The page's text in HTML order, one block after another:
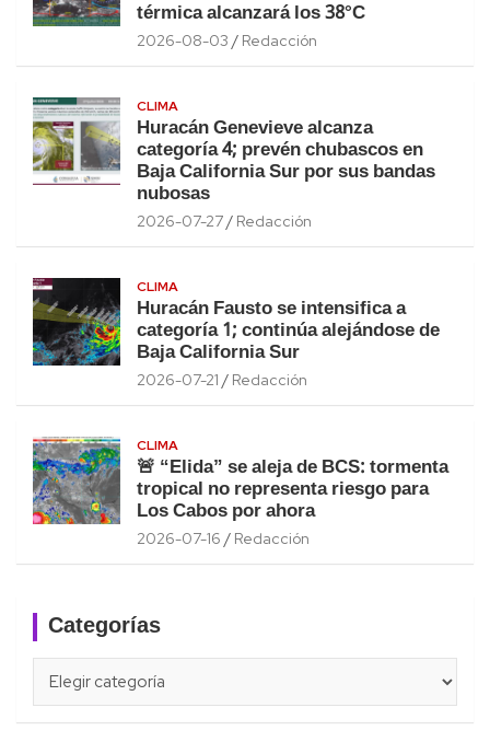
térmica alcanzará los 38°C
2026-08-03 Redacción
CLIMA
Huracán Genevieve alcanza
categoría 4; prevén chubascos en
Baja California Sur por sus bandas
nubosas
2026-07-27 Redacción
CLIMA
Huracán Fausto se intensifica a
categoría 1; continúa alejándose de
Baja California Sur
2026-07-21 Redacción
CLIMA
🚨 “Elida” se aleja de BCS: tormenta
tropical no representa riesgo para
Los Cabos por ahora
2026-07-16 Redacción
Categorías